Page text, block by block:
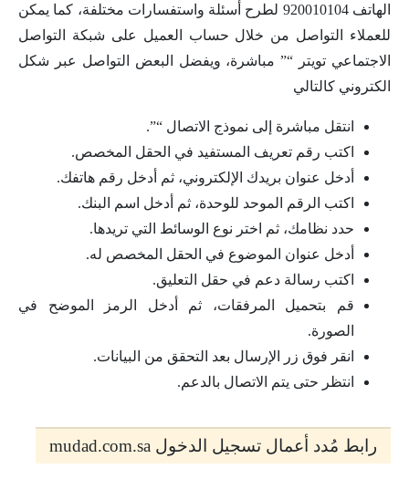
الهاتف 920010104 لطرح أسئلة واستفسارات مختلفة، كما يمكن
للعملاء التواصل من خلال حساب العميل على شبكة التواصل
الاجتماعي تويتر “” مباشرة، ويفضل البعض التواصل عبر شكل
الكتروني كالتالي
انتقل مباشرة إلى نموذج الاتصال “”.
اكتب رقم تعريف المستفيد في الحقل المخصص.
أدخل عنوان بريدك الإلكتروني، ثم أدخل رقم هاتفك.
اكتب الرقم الموحد للوحدة، ثم أدخل اسم البنك.
حدد نظامك، ثم اختر نوع الوسائط التي تريدها.
أدخل عنوان الموضوع في الحقل المخصص له.
اكتب رسالة دعم في حقل التعليق.
قم بتحميل المرفقات، ثم أدخل الرمز الموضح في
الصورة.
انقر فوق زر الإرسال بعد التحقق من البيانات.
انتظر حتى يتم الاتصال بالدعم.
رابط مُدد أعمال تسجيل الدخول mudad.com.sa